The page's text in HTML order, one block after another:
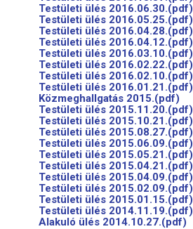
Testületi ülés 2016.06.30.(pdf)
Testületi ülés 2016.05.25.(pdf)
Testületi ülés 2016.04.28.(pdf)
Testületi ülés 2016.04.12.(pdf)
Testületi ülés 2016.03.10.(pdf)
Testületi ülés 2016.02.22.(pdf)
Testületi ülés 2016.02.10.(pdf)
Testületi ülés 2016.01.21.(pdf)
Közmeghallgatás 2015.(pdf)
Testületi ülés 2015.11.20.(pdf)
Testületi ülés 2015.10.21.(pdf)
Testületi ülés 2015.08.27.(pdf)
Testületi ülés 2015.06.09.(pdf)
Testületi ülés 2015.05.21.(pdf)
Testületi ülés 2015.04.21.(pdf)
Testületi ülés 2015.04.09.(pdf)
Testületi ülés 2015.02.09.(pdf)
Testületi ülés 2015.01.15.(pdf)
Testületi ülés 2014.11.19.(pdf)
Alakuló ülés 2014.10.27.(pdf)